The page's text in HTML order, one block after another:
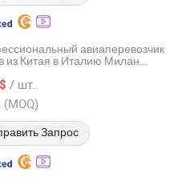
авиаперевозчик
из Китая в Италию Милан
Агент по международным
DDP
/ шт.
(MOQ)
Запрос
Supply Chain Co., Ltd.
с 2026